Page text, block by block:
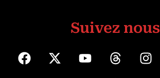
Suivez nous